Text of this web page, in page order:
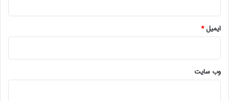
ایمیل*
وب‌ سایت